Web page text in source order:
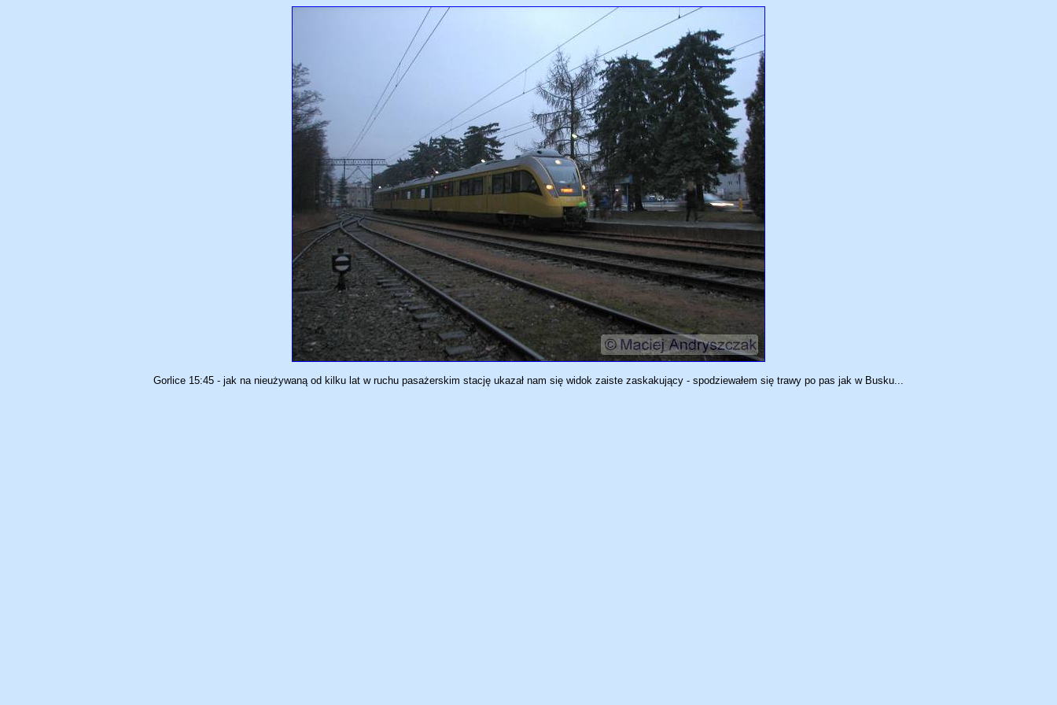
Gorlice 15:45 - jak na nieużywaną od kilku lat w ruchu pasażerskim stację ukazał nam się widok zaiste zaskakujący - spodziewałem się trawy po pas jak w Busku...